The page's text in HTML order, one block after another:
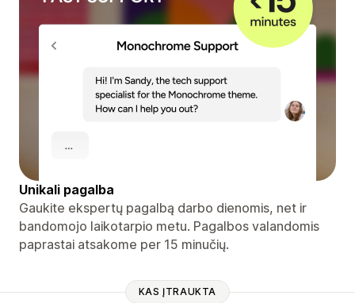
Unikali pagalba
Gaukite ekspertų pagalbą darbo dienomis, net ir
bandomojo laikotarpio metu. Pagalbos valandomis
paprastai atsakome per 15 minučių.
KAS ĮTRAUKTA